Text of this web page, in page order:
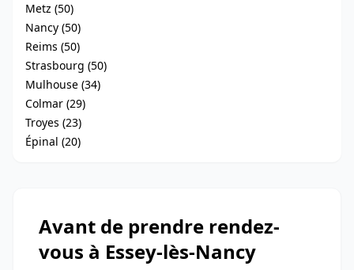
Metz (50)
Nancy (50)
Reims (50)
Strasbourg (50)
Mulhouse (34)
Colmar (29)
Troyes (23)
Épinal (20)
Avant de prendre rendez-
vous à Essey-lès-Nancy